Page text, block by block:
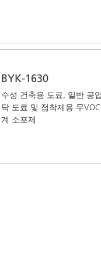
BYK-1630
수성 건축용 도료, 일반 공
닥 도료 및 접착제용 무
계 소포제